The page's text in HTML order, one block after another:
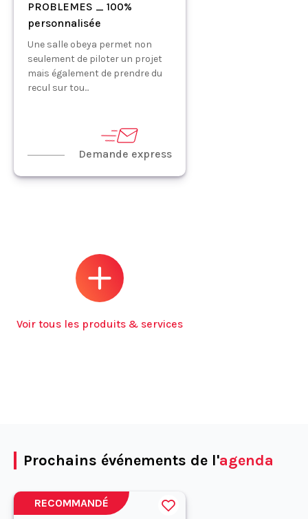
PROBLEMES _ 100%
personnalisée
Une salle obeya permet non
seulement de piloter un projet
mais également de prendre du
recul sur tou...
Demande express
Voir tous les produits & services
Prochains événements de l'agenda
RECOMMANDÉ